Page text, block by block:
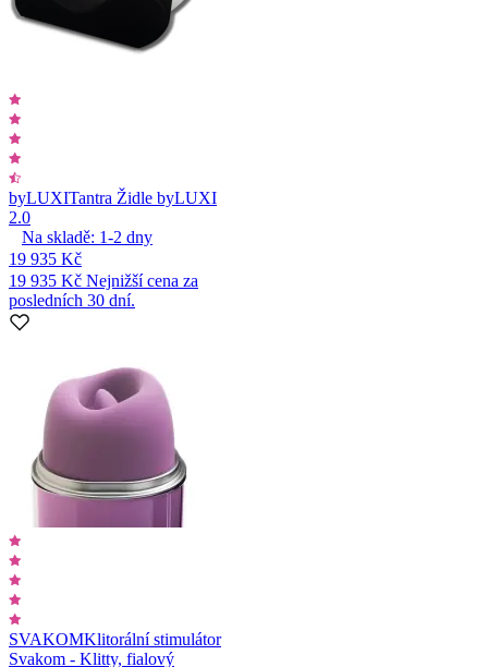
byLUXITantra Židle byLUXI
2.0
Na skladě: 1-2 dny
19 935 Kč
19 935 Kč Nejnižší cena za
posledních 30 dní.
SVAKOMKlitorální stimulátor
Svakom - Klitty, fialový